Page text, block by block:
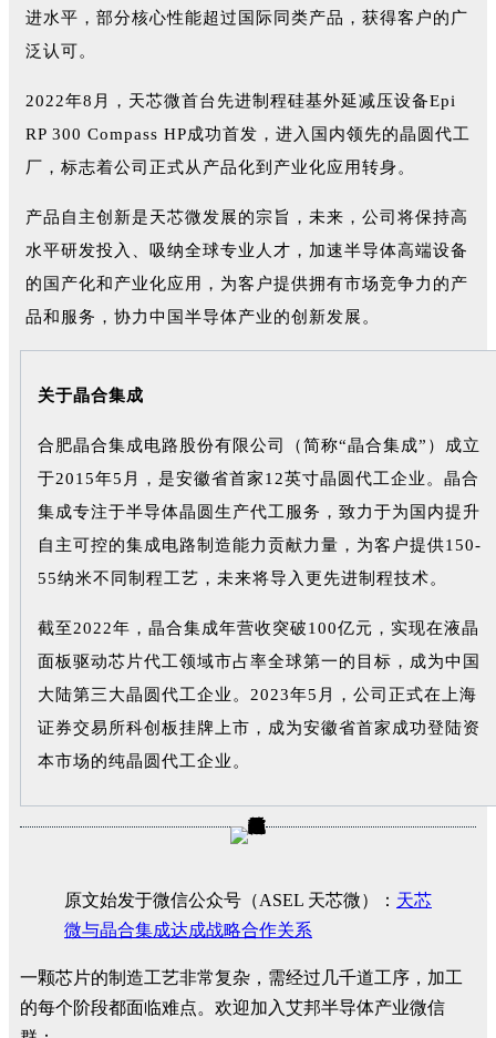
进水平，部分核心性能超过国际同类产品，获得客户的广
泛认可。
2022年8月，天芯微首台先进制程硅基外延减压设备Epi
RP 300 Compass HP成功首发，进入国内领先的晶圆代工
厂，标志着公司正式从产品化到产业化应用转身。
产品自主创新是天芯微发展的宗旨，未来，公司将保持高
水平研发投入、吸纳全球专业人才，加速半导体高端设备
的国产化和产业化应用，为客户提供拥有市场竞争力的产
品和服务，协力中国半导体产业的创新发展。
关于晶合集成
合肥晶合集成电路股份有限公司（简称“晶合集成”）成立
于2015年5月，是安徽省首家12英寸晶圆代工企业。晶合
集成专注于半导体晶圆生产代工服务，致力于为国内提升
自主可控的集成电路制造能力贡献力量，为客户提供150-
55纳米不同制程工艺，未来将导入更先进制程技术。
截至2022年，晶合集成年营收突破100亿元，实现在液晶
面板驱动芯片代工领域市占率全球第一的目标，成为中国
大陆第三大晶圆代工企业。2023年5月，公司正式在上海
证券交易所科创板挂牌上市，成为安徽省首家成功登陆资
本市场的纯晶圆代工企业。
原文始发于微信公众号（ASEL 天芯微）： 天芯
微与晶合集成达成战略合作关系
一颗芯片的制造工艺非常复杂，需经过几千道工序，加工
的每个阶段都面临难点。欢迎加入艾邦半导体产业微信